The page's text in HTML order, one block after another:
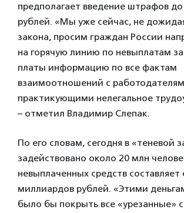
предполагает введение штрафов
рублей. «Мы уже сейчас, не
закона, просим граждан России
на горячую линию по невыплатам
платы информацию по все фактам
взаимоотношений с
практикующими нелегальное
– отметил Владимир Слепак.
По его словам, сегодня в «теневой
задействовано около 20 млн
невыплаченных средств составляет
миллиардов рублей. «Этими
было бы покрыть все «урезанные»